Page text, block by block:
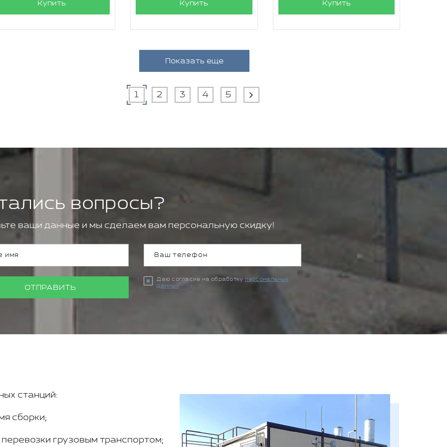
Купить Купить Купить
Показать еще
1 2 3 4 5
вопросы?
ваши данные и мы сделаем вам персональную скидку!
ОТПРАВИТЬ
Даю согласие на обработку персональных
данных
станций:
сборки;
грузовым транспортом;